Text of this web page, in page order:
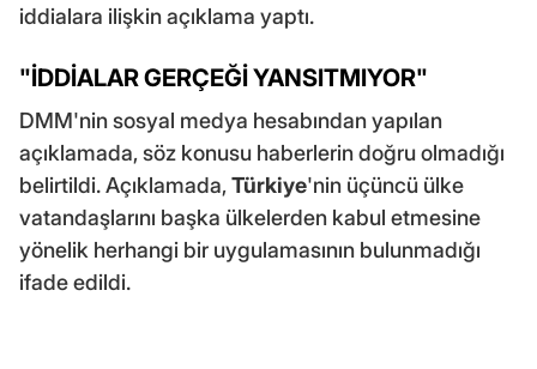
iddialara ilişkin açıklama yaptı.
"İDDİALAR GERÇEĞİ YANSITMIYOR"
DMM'nin sosyal medya hesabından yapılan
açıklamada, söz konusu haberlerin doğru olmadığı
belirtildi. Açıklamada,Türkiye'nin üçüncü ülke
vatandaşlarını başka ülkelerden kabul etmesine
yönelik herhangi bir uygulamasının bulunmadığı
ifade edildi.